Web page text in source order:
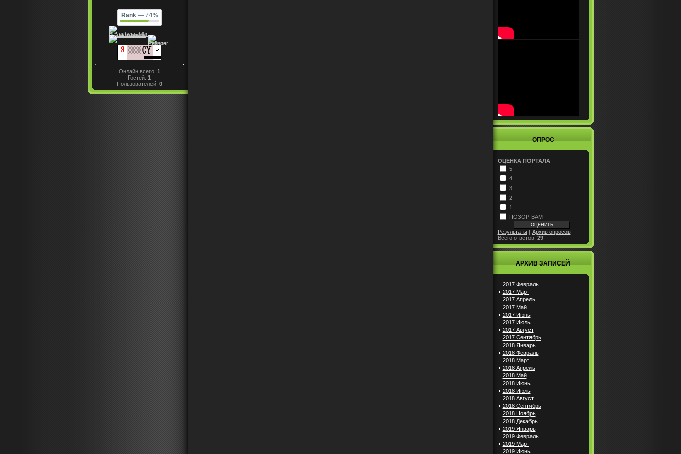
Rank— 74%
Онлайн всего: 1
Гостей: 1
Пользователей: 0
ОПРОС
ОЦЕНКА ПОРТАЛА
5
4
3
2
1
ПОЗОР ВАМ
Результаты| Архив опросов
Всего ответов: 29
АРХИВ ЗАПИСЕЙ
2017 Февраль
2017 Март
2017 Апрель
2017 Май
2017 Июнь
2017 Июль
2017 Август
2017 Сентябрь
2018 Январь
2018 Февраль
2018 Март
2018 Апрель
2018 Май
2018 Июнь
2018 Июль
2018 Август
2018 Сентябрь
2018 Ноябрь
2018 Декабрь
2019 Январь
2019 Февраль
2019 Март
2019 Июнь